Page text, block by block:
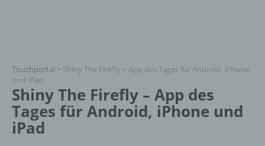
Touchportal > Shiny The Firefly – App des Tages für Android, iPhone
und iPad
Shiny The Firefly – App des
Tages für Android, iPhone und
iPad